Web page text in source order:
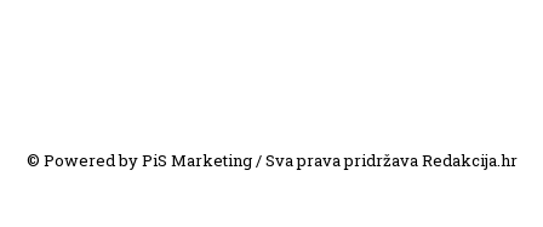
© Powered by PiS Marketing / Sva prava pridržava Redakcija.hr